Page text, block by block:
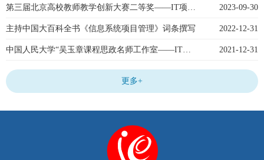
2023-09-30
第三届北京高校教师教学创新大赛二等奖——IT项目管理
2022-12-31
主持中国大百科全书《信息系统项目管理》词条撰写
2021-12-31
中国人民大学“吴玉章课程思政名师工作室——IT项目管理”（2021）
更多+